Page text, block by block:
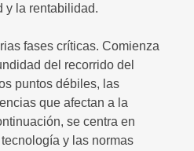
y la rentabilidad.
fases críticas. Comienza
del recorrido del
puntos débiles, las
que afectan a la
se centra en
y las normas